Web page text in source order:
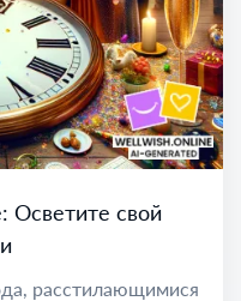
Осветите свой
расстилающимися